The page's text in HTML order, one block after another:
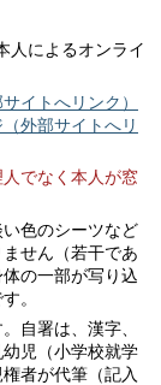
人によるオンライ
イトへリンク）
外部サイトへリ
でなく 本人が窓
色のシーツなど
せん（若干であ
の一部が写り込
。
自署は、漢字、
児（小学校就学
者が代筆（記入